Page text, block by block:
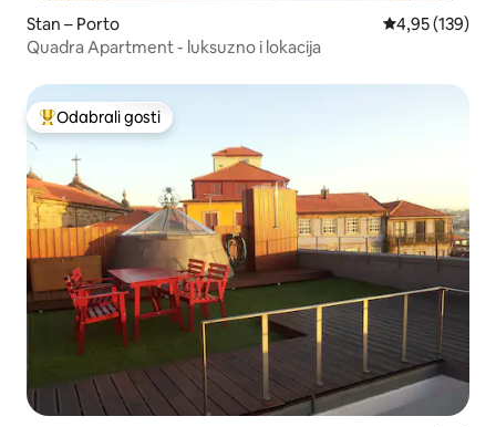
Stan – Porto Prosječna
4,95 (139)
Quadra Apartment - luksuzno i lokacija
Među najviše rangiranima s oznakom „Odabrali gosti”
Odabrali gosti